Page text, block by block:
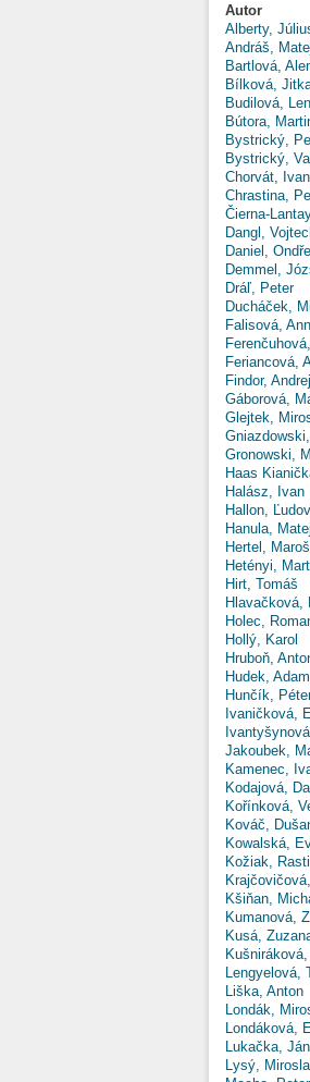
Autor
Alberty,
Andráš,
Bartlová,
Bílková,
Budilová,
Bútora,
Bystrický,
Bystrický,
Chorvát, Ivan
Chrastina,
Čierna-
Dangl,
Daniel,
Demmel,
Dráľ, Peter
Ducháček,
Falisová,
Feriancová,
Findor, Andrej
Gáborová,
Glejtek,
Gronowski,
Haas
Halász, Ivan
Hallon,
Hanula, Matej
Hertel, Maroš
Hetényi,
Hirt, Tomáš
Hlavačková,
Holec,
Hollý, Karol
Hruboň,
Hudek, Adam
Hunčík,
Ivaničková,
Jakoubek,
Kamenec,
Kodajová,
Kořínková,
Kováč,
Kowalská,
Kožiak,
Kšiňan,
Kumanová,
Kusá,
Lengyelová,
Liška, Anton
Londák,
Londáková,
Lukačka, Ján
Lysý,